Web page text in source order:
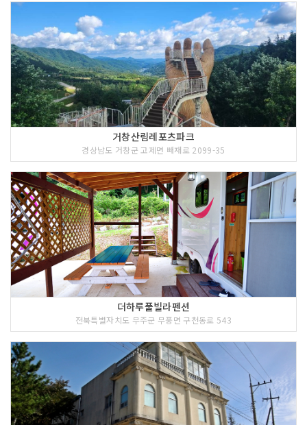
거창산림레포츠파크
경상남도 거창군 고제면 빼재로 2099-35
더하루풀빌라펜션
전북특별자치도 무주군 무풍면 구천동로 543